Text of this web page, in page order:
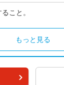
こと。
もっと見る